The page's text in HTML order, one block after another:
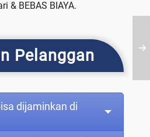
& BEBAS BIAYA.
Pelanggan
dijaminkan di